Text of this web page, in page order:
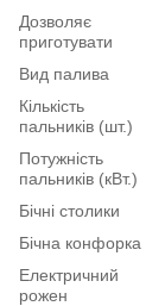
Дозволяє
приготувати
Вид палива
Кількість
пальників (шт.)
Потужність
пальників (кВт.)
Бічні столики
Бічна конфорка
Електричний
рожен